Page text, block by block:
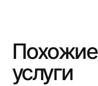
Похожие
услуги